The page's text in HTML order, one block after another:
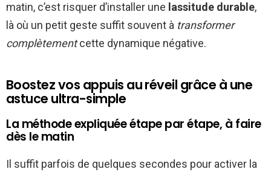
matin, c’est risquer d’installer une lassitude durable,
là où un petit geste suffit souvent à transformer
complètementcette dynamique négative.
Boostez vos appuis au réveil grâce à une
astuce ultra-simple
La méthode expliquée étape par étape, à faire
dès le matin
Il suffit parfois de quelques secondes pour activer la